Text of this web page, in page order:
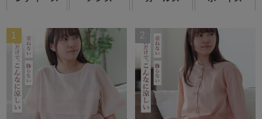
サッカー/ちぢみ 楊
ニット/ストレッチ 起毛/フランネル
体型別におすすめパジ
ャマ
年齢別におすすめパジ
ルームウェア
作務衣 胸がすけない
羽織・バスロ
ーブ
上着単品
ズボン単品
会社概要 お買い物ガイド 安心の日本製
1 2